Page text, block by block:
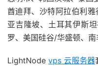
酋迪拜、沙特阿拉伯利
亚吉隆坡、土耳其伊斯
罗、美国硅谷/华盛顿、
LightNode vps 云服务器